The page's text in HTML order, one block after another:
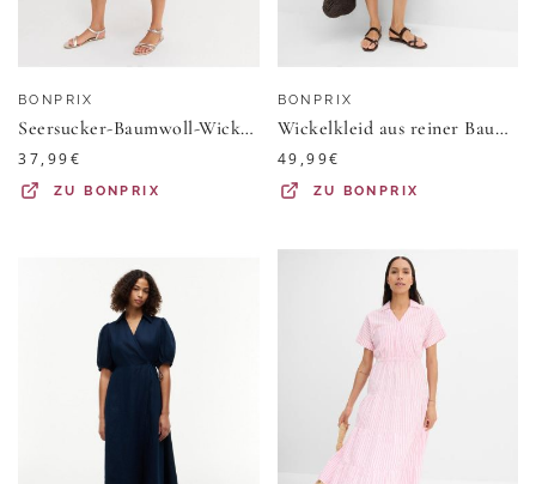
BONPRIX
Seersucker-Baumwoll-Wickelkleid aus reiner Baumwolle
37,99€
ZU BONPRIX
BONPRIX
Wickelkleid aus reiner Baumwolle
49,99€
ZU BONPRIX